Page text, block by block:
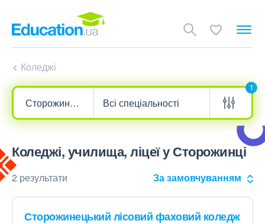
Коледжі
1
Коледжі, училища, ліцеї у Сторожинці
2 результати За замовчуванням
Сторожинецький лісовий фаховий коледж